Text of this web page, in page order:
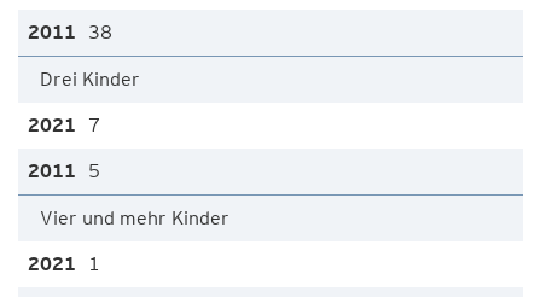
38
Drei Kinder
7
5
Vier und mehr Kinder
1